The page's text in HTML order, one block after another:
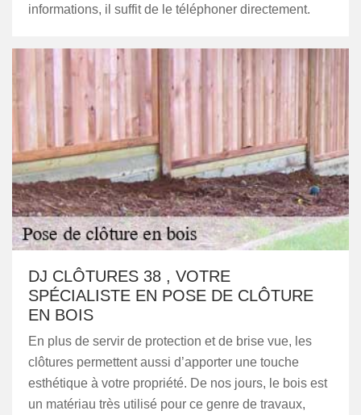
informations, il suffit de le téléphoner directement.
DJ CLÔTURES 38 , VOTRE
SPÉCIALISTE EN POSE DE CLÔTURE
EN BOIS
En plus de servir de protection et de brise vue, les
clôtures permettent aussi d’apporter une touche
esthétique à votre propriété. De nos jours, le bois est
un matériau très utilisé pour ce genre de travaux,